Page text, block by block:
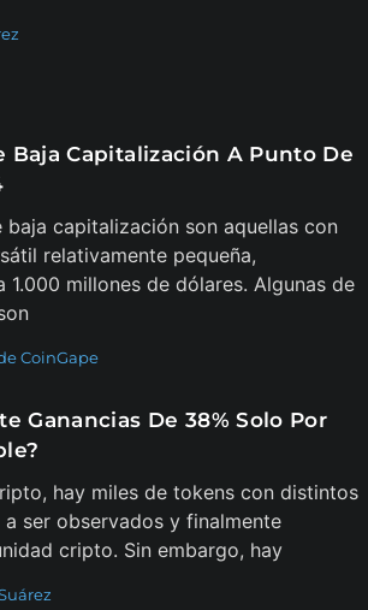
Baja Capitalización A Punto De
baja capitalización son aquellas con
relativamente pequeña,
1.000 millones de dólares. Algunas de
CoinGape
Ganancias De 38% Solo Por
hay miles de tokens con distintos
ser observados y finalmente
cripto. Sin embargo, hay